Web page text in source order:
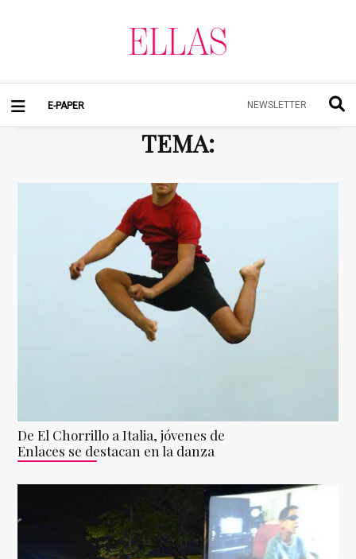
E-PAPER NEWSLETTER
TEMA:
De El Chorrillo a Italia, jóvenes de
Enlaces se destacan en la danza